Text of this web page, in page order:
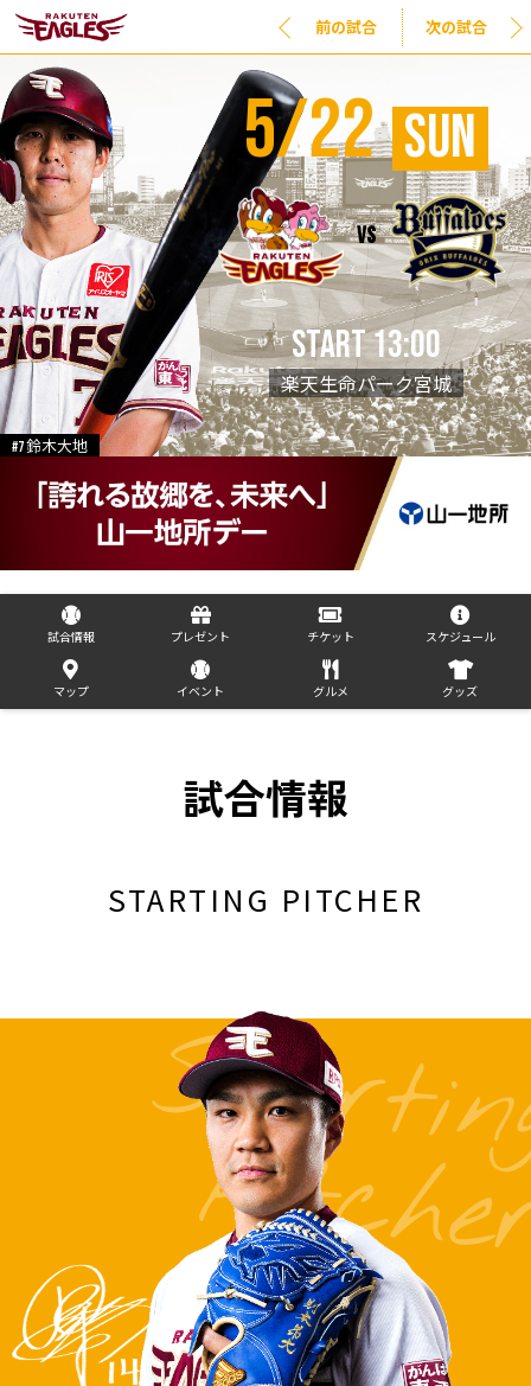
前の試合 次の試合
#7 鈴木大地
5/22 SUN
vs
START 13:00
楽天生命パーク宮城
試合情報 プレゼント チケット スケジュール
マップ イベント グルメ グッズ
試合情報
STARTING PITCHER